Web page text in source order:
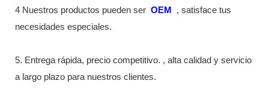
4 Nuestros productos pueden ser OEM
, satisface tus
necesidades especiales.
5. Entrega rápida, precio competitivo. , alta calidad y servicio
a largo plazo para nuestros clientes.